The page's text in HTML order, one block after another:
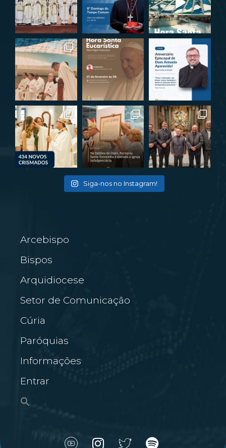
Siga-nos no Instagram!
Arcebispo
Bispos
Arquidiocese
Setor de Comunicação
Cúria
Paróquias
Informações
Entrar